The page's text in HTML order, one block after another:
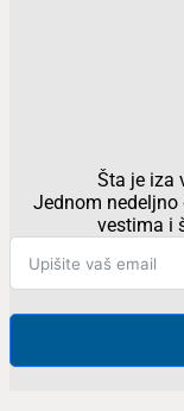
Šta je iza
Jednom
vestima i